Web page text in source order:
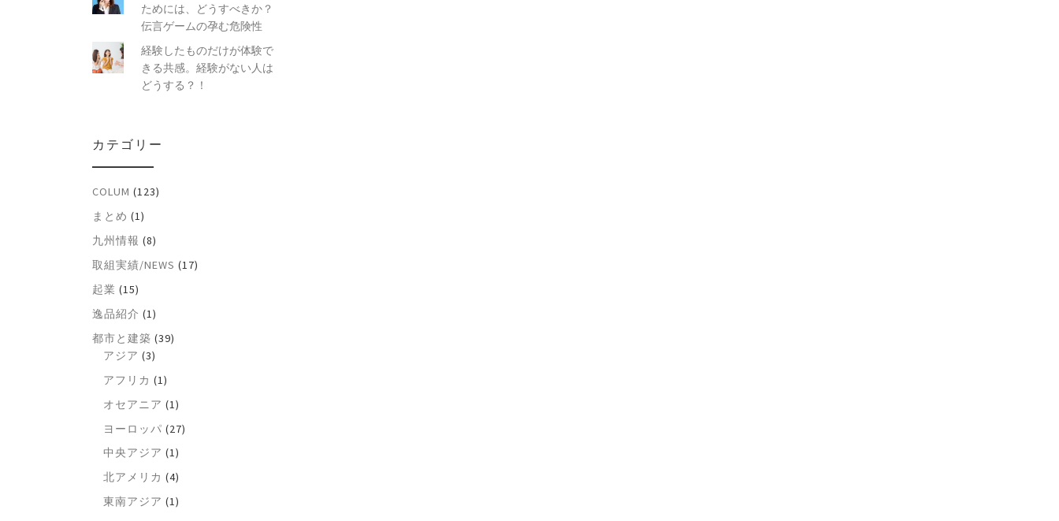
ためには、どうすべきか？
伝言ゲームの孕む危険性
経験したものだけが体験で
きる共感。経験がない人は
どうする？！
カテゴリー
COLUM (123)
まとめ (1)
九州情報 (8)
取組実績/NEWS (17)
起業 (15)
逸品紹介 (1)
都市と建築 (39)
アジア (3)
アフリカ (1)
オセアニア (1)
ヨーロッパ (27)
中央アジア (1)
北アメリカ (4)
東南アジア (1)